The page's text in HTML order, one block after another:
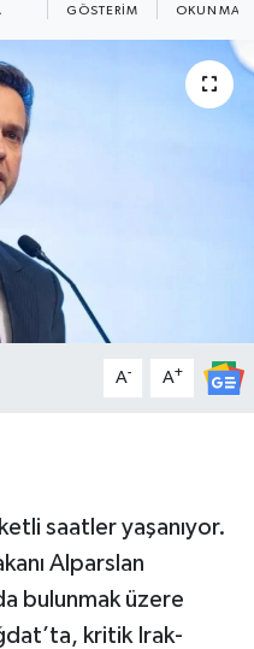
GÖSTERIM OKUNMA
A- A+
saatler yaşanıyor.
Alparslan
bulunmak üzere
kritik Irak-